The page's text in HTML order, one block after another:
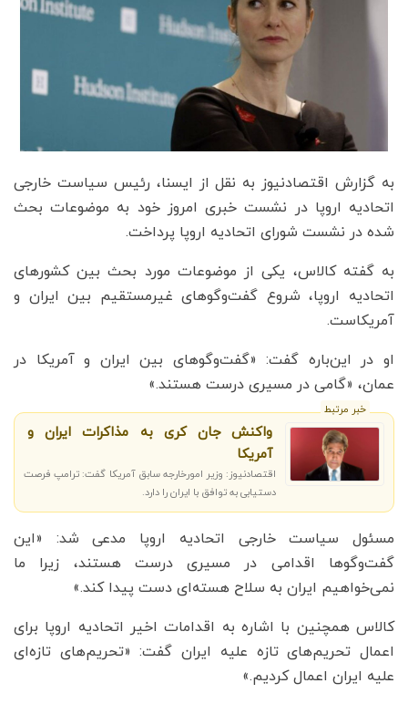
به گزارش اقتصادنیوز به نقل از ایسنا، رئیس سیاست خارجی
اتحادیه اروپا در نشست خبری امروز خود به موضوعات بحث
شده در نشست شورای اتحادیه اروپا پرداخت.
به گفته کالاس، یکی از موضوعات مورد بحث بین کشورهای
اتحادیه اروپا، شروع گفت‌وگوهای غیرمستقیم بین ایران و
آمریکاست.
او در این‌باره گفت: «گفت‌وگوهای بین ایران و آمریکا در
عمان، «گامی در مسیری درست هستند.»
خبر مرتبط
واکنش جان کری به مذاکرات ایران و
آمریکا
اقتصادنیوز: وزیر امورخارجه سابق آمریکا گفت: ترامپ فرصت
دستیابی به توافق با ایران را دارد.
مسئول سیاست خارجی اتحادیه اروپا مدعی شد: «این
گفت‌وگوها اقدامی در مسیری درست هستند، زیرا ما
نمی‌خواهیم ایران به سلاح هسته‌ای دست پیدا کند.»
کالاس همچنین با اشاره به اقدامات اخیر اتحادیه اروپا برای
اعمال تحریم‌های تازه علیه ایران گفت: «تحریم‌های تازه‌ای
علیه ایران اعمال کردیم.»